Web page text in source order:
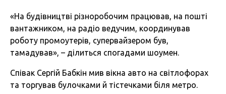
«На будівництві різноробочим працював, на пошті
вантажником, на радіо ведучим, координував
роботу промоутерів, супервайзером був,
тамадував», – ділиться спогадами шоумен.
Співак Сергій Бабкін мив вікна авто на світлофорах
та торгував булочками й тістечками біля метро.